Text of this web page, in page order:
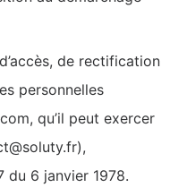
de rectification
personnelles
qu’il peut exercer
du 6 janvier 1978.